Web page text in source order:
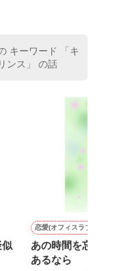
居まで提案
キーワード 「キ
ンス」 の話
似
恋愛(オフィスラブ)
あの時間を忘れる
あるなら